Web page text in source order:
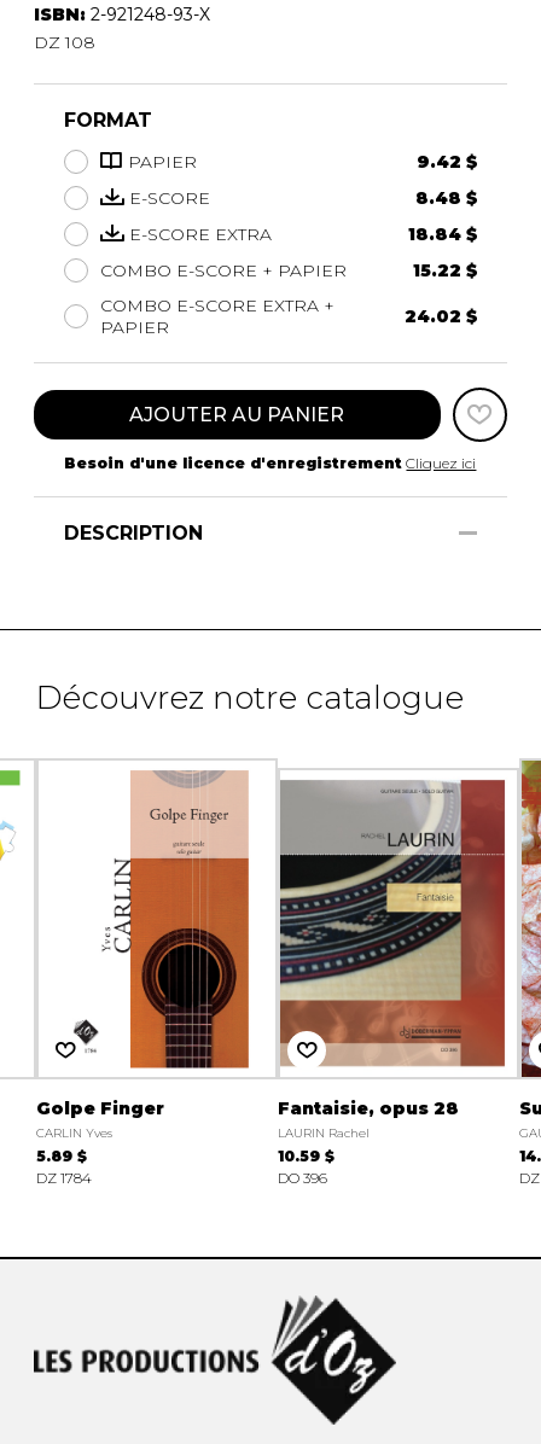
ISBN: 2-921248-93-X
DZ 108
FORMAT
PAPIER
9.42 $
E-SCORE
8.48 $
E-SCORE EXTRA
18.84 $
COMBO E-SCORE + PAPIER
15.22 $
COMBO E-SCORE EXTRA +
PAPIER
24.02 $
AJOUTER AU PANIER
Besoin d'une licence d'enregistrement Cliquez ici
DESCRIPTION
Découvrez notre catalogue
Golpe Finger
CARLIN Yves
5.89 $
DZ 1784
Fantaisie, opus 28
LAURIN Rachel
10.59 $
DO 396